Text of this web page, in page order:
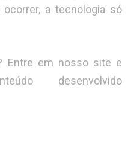
a tecnologia só
Entre em nosso site e
desenvolvido